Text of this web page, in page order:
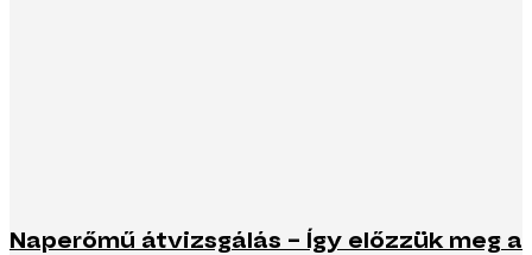
Naperőmű átvizsgálás – Így előzzük meg a